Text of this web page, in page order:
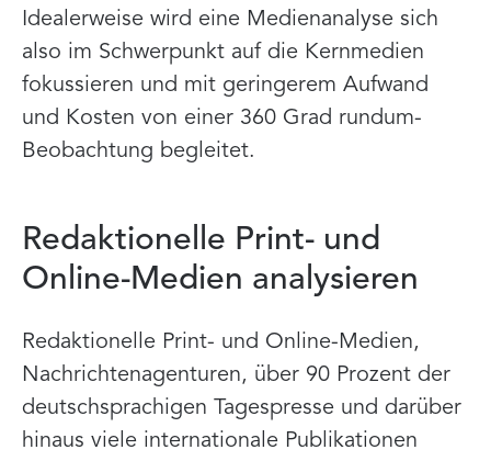
Idealerweise wird eine Medienanalyse sich
also im Schwerpunkt auf die Kernmedien
fokussieren und mit geringerem Aufwand
und Kosten von einer 360 Grad rundum-
Beobachtung begleitet.
Redaktionelle Print- und
Online-Medien analysieren
Redaktionelle Print- und Online-Medien,
Nachrichtenagenturen, über 90 Prozent der
deutschsprachigen Tagespresse und darüber
hinaus viele internationale Publikationen